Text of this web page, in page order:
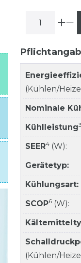
(Kühlen/
Nominale
Kühlleistung3
SEER4 (W):
Gerätetyp:
Kühlungsart:
SCOP6 (W):
(Kühlen/